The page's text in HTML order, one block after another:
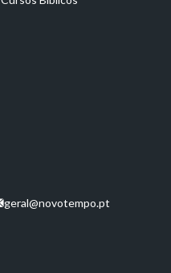
geral@novotempo.pt